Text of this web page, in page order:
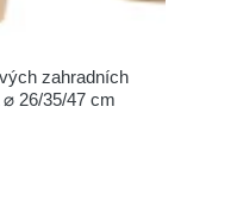
zahradních
26/35/47 cm